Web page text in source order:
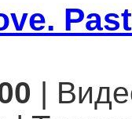
|